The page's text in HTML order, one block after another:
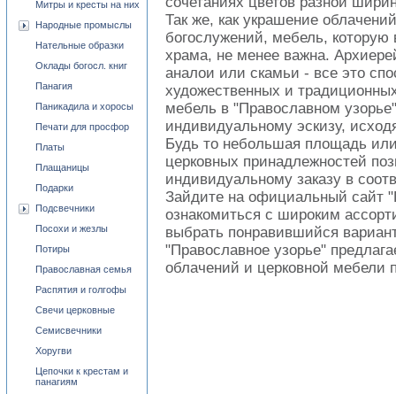
Так же, как украшение
богослужений, мебель,
храма, не менее важна.
аналои или скамьи - все это
художественных и
мебель в "Православном
индивидуальному эскизу,
Будь то небольшая площадь
церковных принадлежностей
индивидуальному заказу в
Зайдите на официальный сайт
ознакомиться с широким
выбрать понравившийся
"Православное узорье"
облачений и церковной мебели
Митры и кресты на них
Народные промыслы
Нательные образки
Оклады богосл. книг
Панагия
Паникадила и хоросы
Печати для просфор
Платы
Плащаницы
Подарки
Подсвечники
Посохи и жезлы
Потиры
Православная семья
Распятия и голгофы
Свечи церковные
Семисвечники
Хоругви
Цепочки к крестам и
панагиям